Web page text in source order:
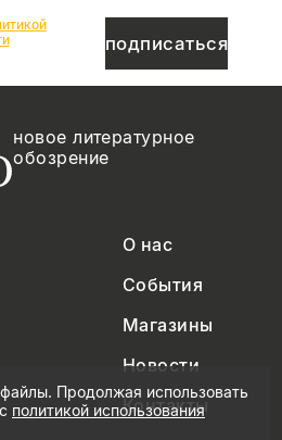
подписаться
новое литературное
обозрение
О нас
События
Магазины
Новости
Контакты
Продолжая использовать
политикой использования